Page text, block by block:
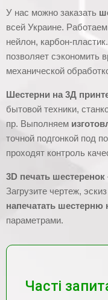
У нас можно заказать
всей Украине.
нейлон, карбон-пластик.
позволяет сэкономить
механической
Шестерни на 3Д
бытовой техники,
пр. Выполняем
точной подгонкой под
проходят контроль
3D печать шестеренок
Загрузите чертеж,
напечатать шестерню
параметрами.
Часті